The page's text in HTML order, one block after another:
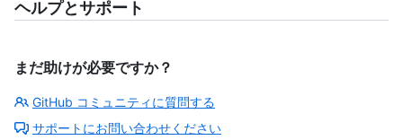
ヘルプとサポート
まだ助けが必要ですか？
GitHub コミュニティに質問する
サポートにお問い合わせください